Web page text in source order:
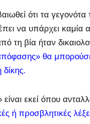
ότι τα γεγονότα
να υπάρχει καμία
τη βία ήταν
θα
εκεί όπου
ή προσβλητικές